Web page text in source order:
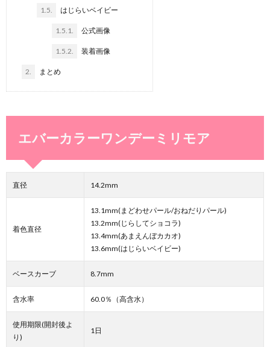
1.5. はじらいベイビー
1.5.1. 公式画像
1.5.2. 装着画像
2. まとめ
エバーカラーワンデーミリモア
直径 14.2mm
着色直径
13.1mm(まどわせパール/おねだりパール)
13.2mm(じらしてショコラ)
13.4mm(あまえんぼカカオ)
13.6mm(はじらいベイビー)
ベースカーブ 8.7mm
含水率 60.0％（高含水）
使用期限(開封後よ
り)
1日